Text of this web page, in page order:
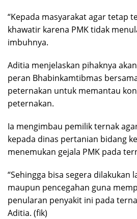
“Kepada masyarakat agar tetap
khawatir karena PMK tidak
imbuhnya.
Aditia menjelaskan pihaknya
peran Bhabinkamtibmas
peternakan untuk memantau
peternakan.
Ia mengimbau pemilik ternak
kepada dinas pertanian bidang
menemukan gejala PMK pada
“Sehingga bisa segera dilakukan
maupun pencegahan guna
penularan penyakit ini pada
Aditia. (fik)